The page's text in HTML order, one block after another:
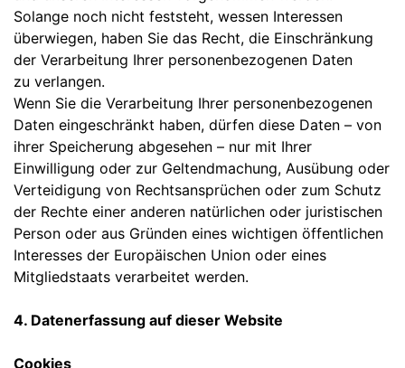
Solange noch nicht feststeht, wessen Interessen
überwiegen, haben Sie das Recht, die Einschränkung
der Verarbeitung Ihrer personenbezogenen Daten
zu verlangen.
Wenn Sie die Verarbeitung Ihrer personenbezogenen
Daten eingeschränkt haben, dürfen diese Daten – von
ihrer Speicherung abgesehen – nur mit Ihrer
Einwilligung oder zur Geltendmachung, Ausübung oder
Verteidigung von Rechtsansprüchen oder zum Schutz
der Rechte einer anderen natürlichen oder juristischen
Person oder aus Gründen eines wichtigen öffentlichen
Interesses der Europäischen Union oder eines
Mitgliedstaats verarbeitet werden.
4. Datenerfassung auf dieser Website
Cookies